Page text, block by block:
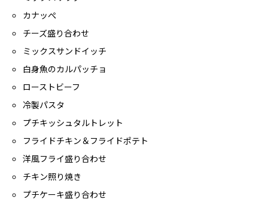
カナッぺ
チーズ盛り合わせ
ミックスサンドイッチ
白身魚のカルパッチョ
ローストビーフ
冷製パスタ
プチキッシュタルトレット
フライドチキン＆フライドポテト
洋風フライ盛り合わせ
チキン照り焼き
プチケーキ盛り合わせ